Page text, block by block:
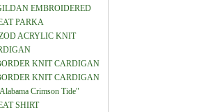
EMBROIDERED
PARKA
ACRYLIC KNIT
KNIT CARDIGAN
KNIT CARDIGAN
Crimson Tide"
SHIRT